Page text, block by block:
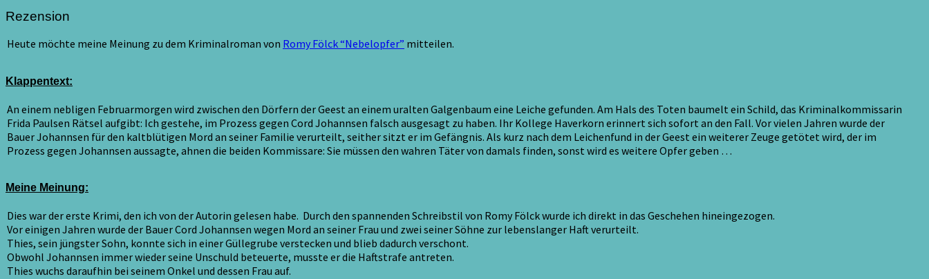
Rezension
Rezension
Heute möchte meine Meinung zu dem Kriminalroman von Romy Fölck “Nebelopfer” mitteilen.
Klappentext:
An einem nebligen Februarmorgen wird zwischen den Dörfern der Geest an einem uralten Galgenbaum eine Leiche gefunden. Am Hals des Toten baumelt ein Schild, das Kriminalkommissarin
Frida Paulsen Rätsel aufgibt: Ich gestehe, im Prozess gegen Cord Johannsen falsch ausgesagt zu haben. Ihr Kollege Haverkorn erinnert sich sofort an den Fall. Vor vielen Jahren wurde der
Bauer Johannsen für den kaltblütigen Mord an seiner Familie verurteilt, seither sitzt er im Gefängnis. Als kurz nach dem Leichenfund in der Geest ein weiterer Zeuge getötet wird, der im
Prozess gegen Johannsen aussagte, ahnen die beiden Kommissare: Sie müssen den wahren Täter von damals finden, sonst wird es weitere Opfer geben …
Meine Meinung:
Dies war der erste Krimi, den ich von der Autorin gelesen habe. Durch den spannenden Schreibstil von Romy Fölck wurde ich direkt in das Geschehen hineingezogen.
Vor einigen Jahren wurde der Bauer Cord Johannsen wegen Mord an seiner Frau und zwei seiner Söhne zur lebenslanger Haft verurteilt.
Thies, sein jüngster Sohn, konnte sich in einer Güllegrube verstecken und blieb dadurch verschont.
Obwohl Johannsen immer wieder seine Unschuld beteuerte, musste er die Haftstrafe antreten.
Thies wuchs daraufhin bei seinem Onkel und dessen Frau auf.